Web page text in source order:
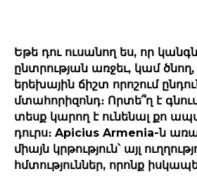
Եթե դու ուսանող ես, որ
ընտրության առջեւ, կամ ծնող,
երեխային ճիշտ որոշում
մտահորիզոնդ։ Որտե՞ղ է
տեսք կարող է ունենալ քո
դուրս։ Apicius Armenia-ն
միայն կրթություն՝ այլ
հմտություններ, որոնք